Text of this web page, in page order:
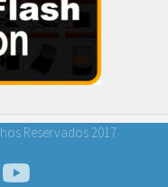
Reservados 2017